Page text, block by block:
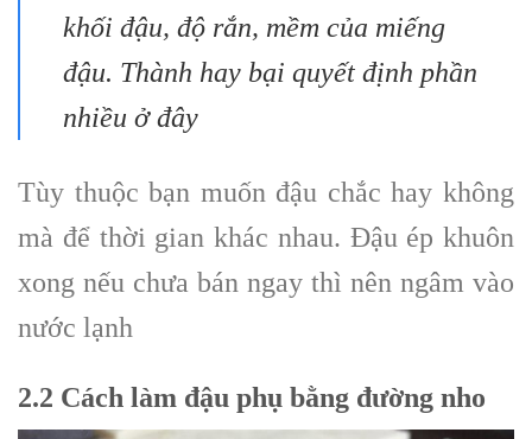
khối đậu, độ rắn, mềm của miếng
đậu. Thành hay bại quyết định phần
nhiều ở đây
Tùy thuộc bạn muốn đậu chắc hay không
mà để thời gian khác nhau. Đậu ép khuôn
xong nếu chưa bán ngay thì nên ngâm vào
nước lạnh
2.2 Cách làm đậu phụ bằng đường nho